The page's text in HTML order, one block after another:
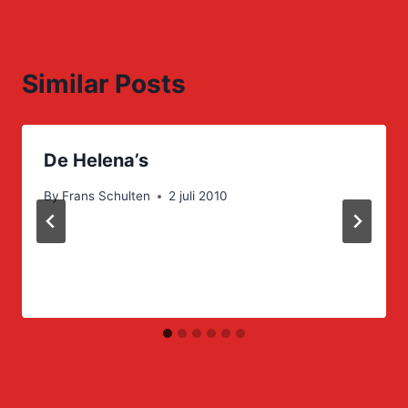
Similar Posts
De Helena’s
By Frans Schulten 2 juli 2010